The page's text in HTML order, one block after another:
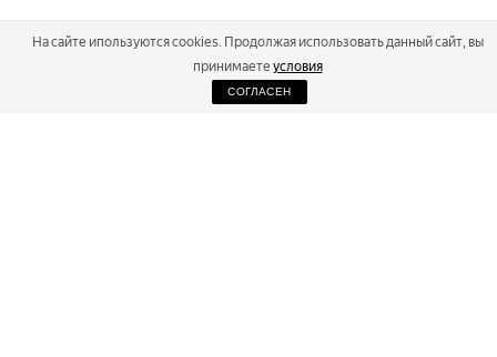
На сайте ипользуются cookies. Продолжая использовать данный сайт, вы
принимаете условия
СОГЛАСЕН